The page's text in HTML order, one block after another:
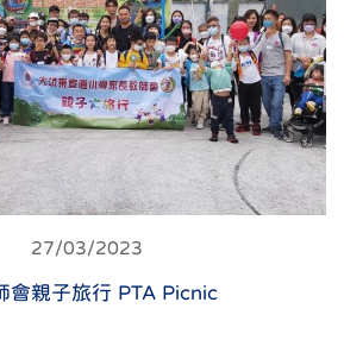
27/03/2023
會親子旅行 PTA Picnic